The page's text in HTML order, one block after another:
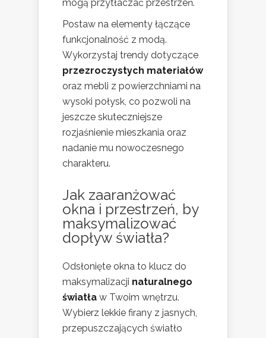
mogą przytłaczać przestrzeń.
Postaw na elementy łączące
funkcjonalność z modą.
Wykorzystaj trendy dotyczące
przezroczystych materiałów
oraz mebli z powierzchniami na
wysoki połysk, co pozwoli na
jeszcze skuteczniejsze
rozjaśnienie mieszkania oraz
nadanie mu nowoczesnego
charakteru.
Jak zaaranżować
okna i przestrzeń, by
maksymalizować
dopływ światła?
Odsłonięte okna to klucz do
maksymalizacji naturalnego
światła w Twoim wnętrzu.
Wybierz lekkie firany z jasnych,
przepuszczających światło